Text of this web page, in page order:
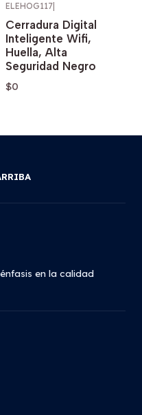
ELEHOG117
Cerradura Digital
Inteligente Wifi,
Huella, Alta
Seguridad Negro
$0
en la calidad